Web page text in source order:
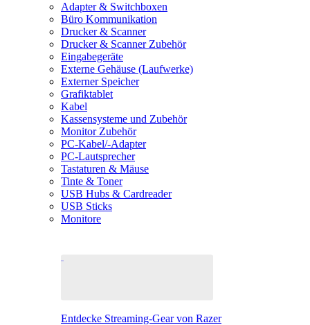
Adapter & Switchboxen
Büro Kommunikation
Drucker & Scanner
Drucker & Scanner Zubehör
Eingabegeräte
Externe Gehäuse (Laufwerke)
Externer Speicher
Grafiktablet
Kabel
Kassensysteme und Zubehör
Monitor Zubehör
PC-Kabel/-Adapter
PC-Lautsprecher
Tastaturen & Mäuse
Tinte & Toner
USB Hubs & Cardreader
USB Sticks
Monitore
Entdecke Streaming-Gear von Razer